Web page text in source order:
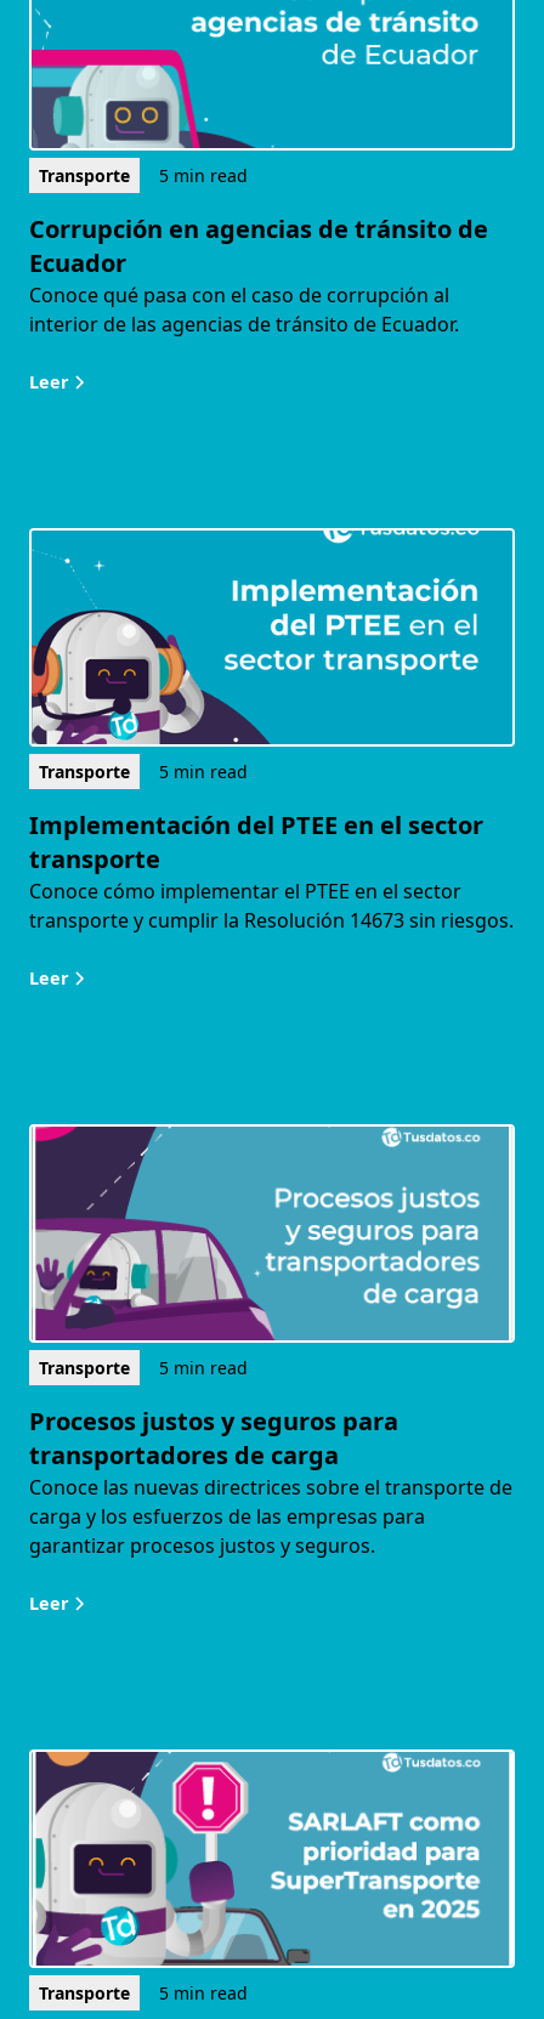
Transporte 5 min read
Corrupción en agencias de tránsito de
Ecuador
Conoce qué pasa con el caso de corrupción al
interior de las agencias de tránsito de Ecuador.
Leer
Transporte 5 min read
Implementación del PTEE en el sector
transporte
Conoce cómo implementar el PTEE en el sector
transporte y cumplir la Resolución 14673 sin riesgos.
Leer
Transporte 5 min read
Procesos justos y seguros para
transportadores de carga
Conoce las nuevas directrices sobre el transporte de
carga y los esfuerzos de las empresas para
garantizar procesos justos y seguros.
Leer
Transporte 5 min read